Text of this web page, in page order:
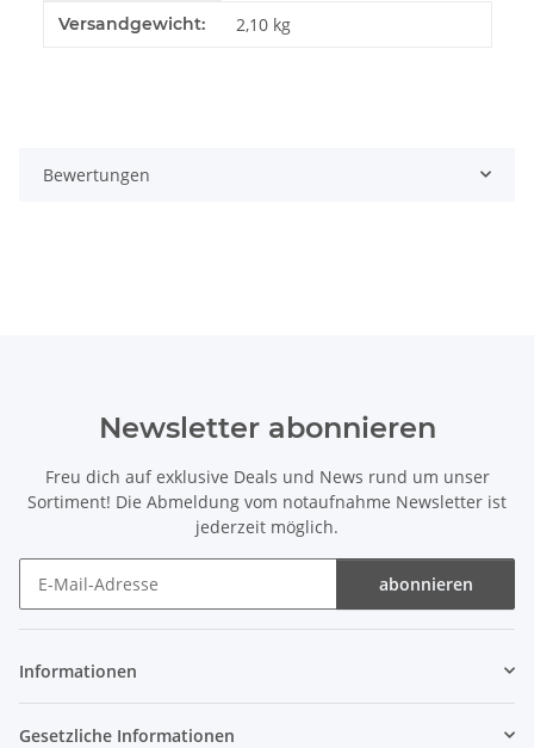
Produkteigenschaft
Wert
Versandgewicht: 2,10 kg
Bewertungen
Newsletter abonnieren
Freu dich auf exklusive Deals und News rund um unser
Sortiment! Die Abmeldung vom notaufnahme Newsletter ist
jederzeit möglich.
abonnieren
Informationen
Gesetzliche Informationen